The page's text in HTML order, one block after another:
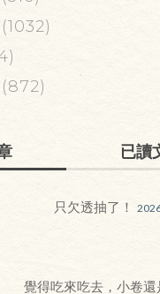
(1032)
(872)
已讀
只欠透抽了！
覺得吃來吃去，小卷